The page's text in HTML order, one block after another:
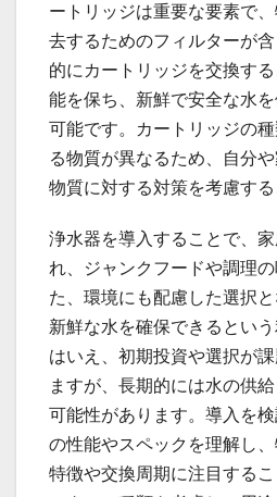
ートリッジは重要な要素で
去するためのフィルターが
的にカートリッジを交換す
能を保ち、新鮮で安全な水
可能です。カートリッジの
る物質が異なるため、自分
物質に対する対策を考慮する
浄水器を導入することで、
れ、ジャンクフードや調理
た、環境にも配慮した選択
新鮮な水を確保できるとい
はいえ、初期投資や選択が
ますが、長期的には水の供
可能性があります。導入を
の性能やスペックを理解し
特徴や交換周期に注目する